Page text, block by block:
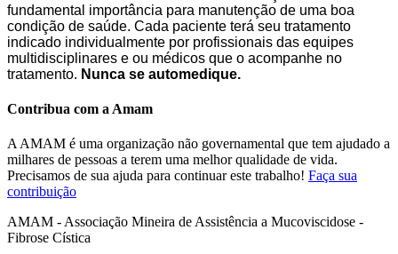
fundamental importância para manutenção de uma boa
condição de saúde. Cada paciente terá seu tratamento
indicado individualmente por profissionais das equipes
multidisciplinares e ou médicos que o acompanhe no
tratamento. Nunca se automedique.
Contribua com a Amam
A AMAM é uma organização não governamental que tem ajudado a
milhares de pessoas a terem uma melhor qualidade de vida.
Precisamos de sua ajuda para continuar este trabalho! Faça sua
contribuição
AMAM - Associação Mineira de Assistência a Mucoviscidose -
Fibrose Cística